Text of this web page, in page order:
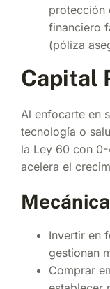
protección
financiero
(póliza
Capital
Al enfocarte en
tecnología o
la Ley 60 con
acelera el
Mecánica
Invertir en
gestionan
Comprar